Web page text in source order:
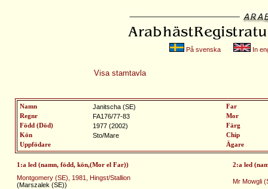
På svenska In
Visa stamtavla
Namn Janitscha (SE)
Far
Regnr
FA176/77-83
Mor
Född (Död)
1977 (2002)
Färg
Kön
Sto/Mare
Chip
Uppfödare
Ägare
1:a led (namn, född, kön,(Mor el Far)) 2:a led
Montgomery (SE), 1981, Hingst/Stallion
(Marszalek (SE))
Mr Mowgli